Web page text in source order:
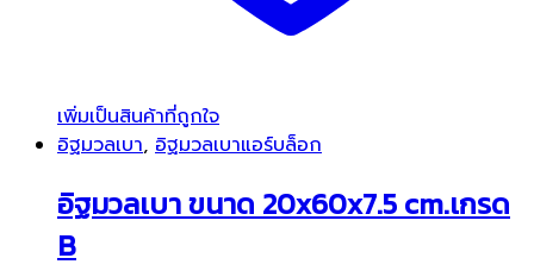
เพิ่มเป็นสินค้าที่ถูกใจ
อิฐมวลเบา, อิฐมวลเบาแอร์บล็อก
อิฐมวลเบา ขนาด 20x60x7.5 cm.เกรด
B